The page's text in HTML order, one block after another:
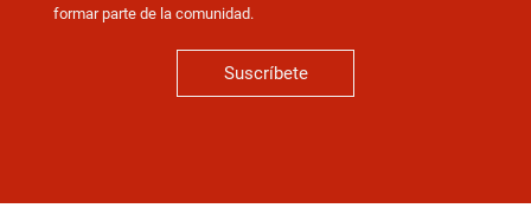
formar parte de la comunidad.
Suscríbete